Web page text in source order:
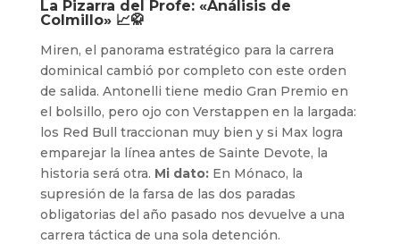
La Pizarra del Profe: «Análisis de
Colmillo» 📈🥋
Miren, el panorama estratégico para la carrera
dominical cambió por completo con este orden
de salida. Antonelli tiene medio Gran Premio en
el bolsillo, pero ojo con Verstappen en la largada:
los Red Bull traccionan muy bien y si Max logra
emparejar la línea antes de Sainte Devote, la
historia será otra. Mi dato:En Mónaco, la
supresión de la farsa de las dos paradas
obligatorias del año pasado nos devuelve a una
carrera táctica de una sola detención.